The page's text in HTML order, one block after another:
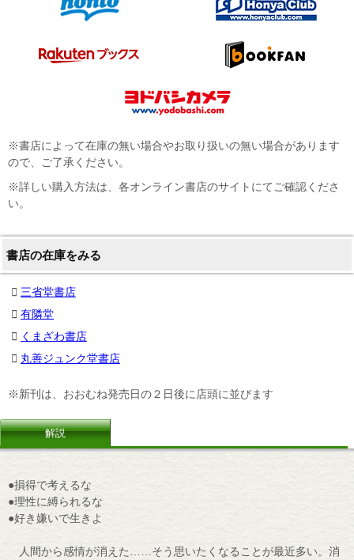
※書店によって在庫の無い場合やお取り扱いの無い場合があります
ので、ご了承ください。
※詳しい購入方法は、各オンライン書店のサイトにてご確認くださ
い。
書店の在庫をみる
三省堂書店
有隣堂
くまざわ書店
丸善ジュンク堂書店
※新刊は、おおむね発売日の２日後に店頭に並びます
解説
●損得で考えるな
●理性に縛られるな
●好き嫌いで生きよ
人間から感情が消えた……そう思いたくなることが最近多い。消